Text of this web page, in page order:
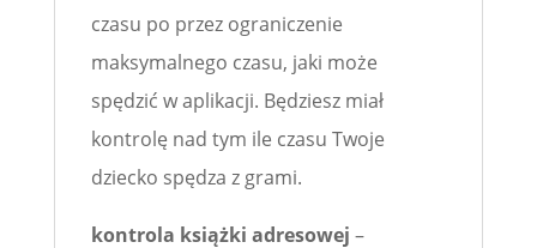
czasu po przez ograniczenie
maksymalnego czasu, jaki może
spędzić w aplikacji. Będziesz miał
kontrolę nad tym ile czasu Twoje
dziecko spędza z grami.
kontrola książki adresowej –